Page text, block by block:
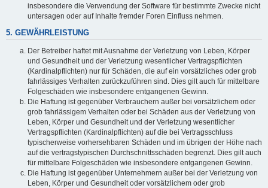
insbesondere die Verwendung der Software für bestimmte Zwecke nicht
untersagen oder auf Inhalte fremder Foren Einfluss nehmen.
5. GEWÄHRLEISTUNG
Der Betreiber haftet mit Ausnahme der Verletzung von Leben, Körper
und Gesundheit und der Verletzung wesentlicher Vertragspflichten
(Kardinalpflichten) nur für Schäden, die auf ein vorsätzliches oder grob
fahrlässiges Verhalten zurückzuführen sind. Dies gilt auch für mittelbare
Folgeschäden wie insbesondere entgangenen Gewinn.
Die Haftung ist gegenüber Verbrauchern außer bei vorsätzlichem oder
grob fahrlässigem Verhalten oder bei Schäden aus der Verletzung von
Leben, Körper und Gesundheit und der Verletzung wesentlicher
Vertragspflichten (Kardinalpflichten) auf die bei Vertragsschluss
typischerweise vorhersehbaren Schäden und im übrigen der Höhe nach
auf die vertragstypischen Durchschnittsschäden begrenzt. Dies gilt auch
für mittelbare Folgeschäden wie insbesondere entgangenen Gewinn.
Die Haftung ist gegenüber Unternehmern außer bei der Verletzung von
Leben, Körper und Gesundheit oder vorsätzlichem oder grob